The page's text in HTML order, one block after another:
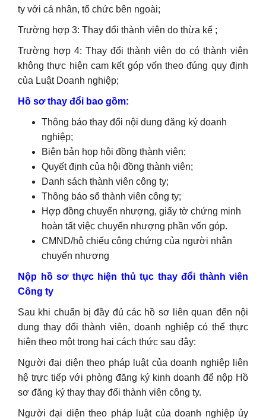
ty với cá nhân, tổ chức bên ngoài;
Trường hợp 3: Thay đổi thành viên do thừa kế ;
Trường hợp 4: Thay đổi thành viên do có thành viên
không thực hiện cam kết góp vốn theo đúng quy định
của Luật Doanh nghiệp;
Hồ sơ thay đổi bao gồm:
Thông báo thay đổi nội dung đăng ký doanh
nghiệp;
Biên bản họp hội đồng thành viên;
Quyết định của hội đồng thành viên;
Danh sách thành viên công ty;
Thông báo sổ thành viên công ty;
Hợp đồng chuyển nhượng, giấy tờ chứng minh
hoàn tất việc chuyển nhượng phần vốn góp.
CMND/hộ chiếu công chứng của người nhận
chuyển nhượng
Nộp hồ sơ thực hiện thủ tục thay đổi thành viên
Công ty
Sau khi chuẩn bị đầy đủ các hồ sơ liên quan đến nội
dung thay đổi thành viên, doanh nghiệp có thể thực
hiện theo một trong hai cách thức sau đây:
Người đại diện theo pháp luật của doanh nghiệp liên
hệ trực tiếp với phòng đăng ký kinh doanh để nộp Hồ
sơ đăng ký thay thay đổi thành viên công ty.
Người đại diện theo pháp luật của doanh nghiệp ủy